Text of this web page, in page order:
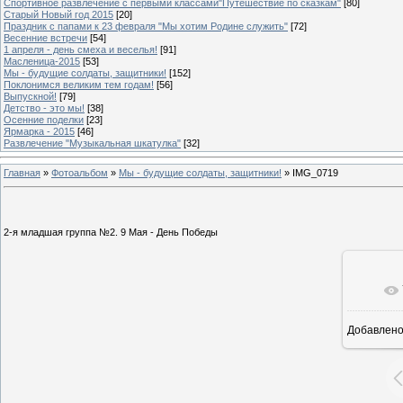
Спортивное развлечение с первыми классами"Путешествие по сказкам" [80]
Старый Новый год 2015 [20]
Праздник с папами к 23 февраля "Мы хотим Родине служить" [72]
Весенние встречи [54]
1 апреля - день смеха и веселья! [91]
Масленица-2015 [53]
Мы - будущие солдаты, защитники! [152]
Поклонимся великим тем годам! [56]
Выпускной! [79]
Детство - это мы! [38]
Осенние поделки [23]
Ярмарка - 2015 [46]
Развлечение "Музыкальная шкатулка" [32]
Главная » Фотоальбом » Мы - будущие солдаты, защитники! » IMG_0719
2-я младшая группа №2. 9 Мая - День Победы
Добавлено